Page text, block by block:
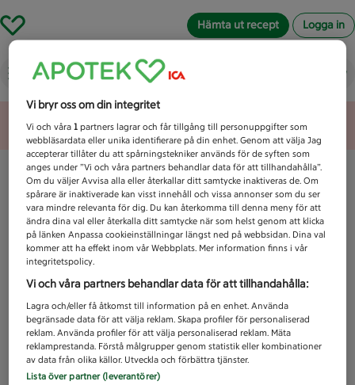
Hämta ut recept Logga in
Vad letar du efter idag?
Unknown error
Vi bryr oss om din integritet
Vi och våra1 partners lagrar och får tillgång till personuppgifter som
webbläsardata eller unika identifierare på din enhet. Genom att välja Jag
accepterar tillåter du att spårningstekniker används för de syften som
anges under ”Vi och våra partners behandlar data för att tillhandahålla”.
Om du väljer Avvisa alla eller återkallar ditt samtycke inaktiveras de. Om
spårare är inaktiverade kan visst innehåll och vissa annonser som du ser
vara mindre relevanta för dig. Du kan återkomma till denna meny för att
ändra dina val eller återkalla ditt samtycke när som helst genom att klicka
på länken Anpassa cookieinställningar längst ned på webbsidan. Dina val
kommer att ha effekt inom vår Webbplats. Mer information finns i vår
integritetspolicy.
Vi och våra partners behandlar data för att tillhandahålla:
Lagra och/eller få åtkomst till information på en enhet. Använda
begränsade data för att välja reklam. Skapa profiler för personaliserad
reklam. Använda profiler för att välja personaliserad reklam. Mäta
reklamprestanda. Förstå målgrupper genom statistik eller kombinationer
av data från olika källor. Utveckla och förbättra tjänster.
Lista över partner (leverantörer)